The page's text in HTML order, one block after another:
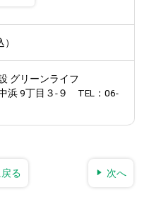
グリーンライフ
浜 9丁目３-９ TEL：06-
る 次へ